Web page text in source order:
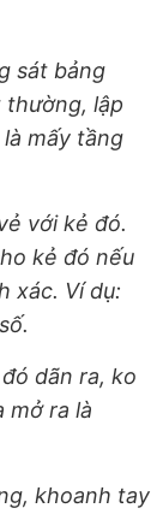
sát bảng
thường, lập
mấy tầng
với kẻ đó.
kẻ đó nếu
xác. Ví dụ:
dãn ra, ko
mở ra là
khoanh tay